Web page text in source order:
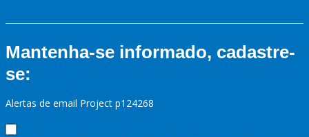
Mantenha-se informado, cadastre-
se:
Alertas de email Project p124268